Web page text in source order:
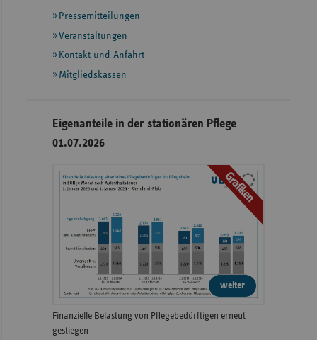
InformationenPressemitteilungen
Veranstaltungen
Kontakt und Anfahrt
Mitgliedskassen
Eigenanteile in der stationären Pflege
01.07.2026
Grafiken
weiter
Finanzielle Belastung von Pflegebedürftigen erneut
gestiegen